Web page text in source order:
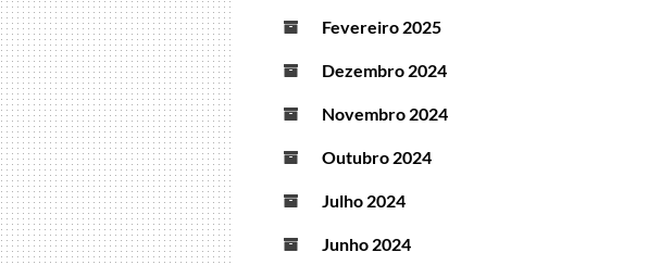
Fevereiro 2025
Dezembro 2024
Novembro 2024
Outubro 2024
Julho 2024
Junho 2024